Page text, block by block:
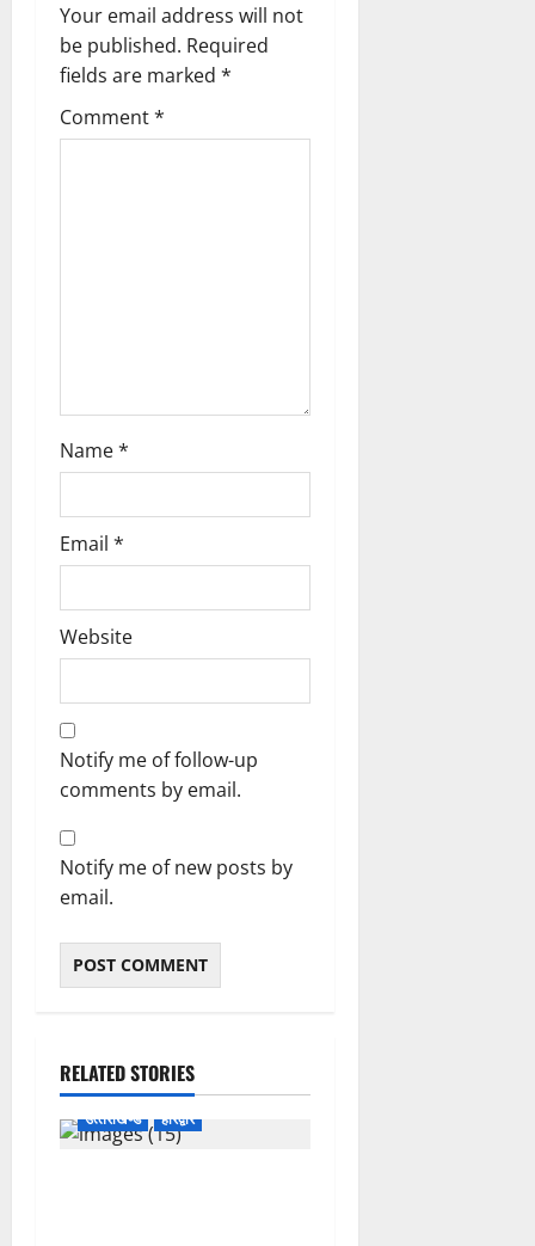
g
a
t
Your email address will not
be published. Required
fields are marked *
Comment*
Name*
Email *
Website
Notify me of follow-up
comments by email.
Notify me of new posts by
email.
RELATED STORIES
उत्‍तराखण्‍ड हरिद्वार